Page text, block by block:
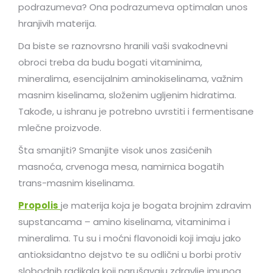
podrazumeva? Ona podrazumeva optimalan unos
hranjivih materija.
Da biste se raznovrsno hranili vaši svakodnevni
obroci treba da budu bogati vitaminima,
mineralima, esencijalnim aminokiselinama, važnim
masnim kiselinama, složenim ugljenim hidratima.
Takođe, u ishranu je potrebno uvrstiti i fermentisane
mlečne proizvode.
Šta smanjiti? Smanjite visok unos zasićenih
masnoća, crvenoga mesa, namirnica bogatih
trans-masnim kiselinama.
Propolis je materija koja je bogata brojnim zdravim
supstancama – amino kiselinama, vitaminima i
mineralima. Tu su i moćni flavonoidi koji imaju jako
antioksidantno dejstvo te su odlični u borbi protiv